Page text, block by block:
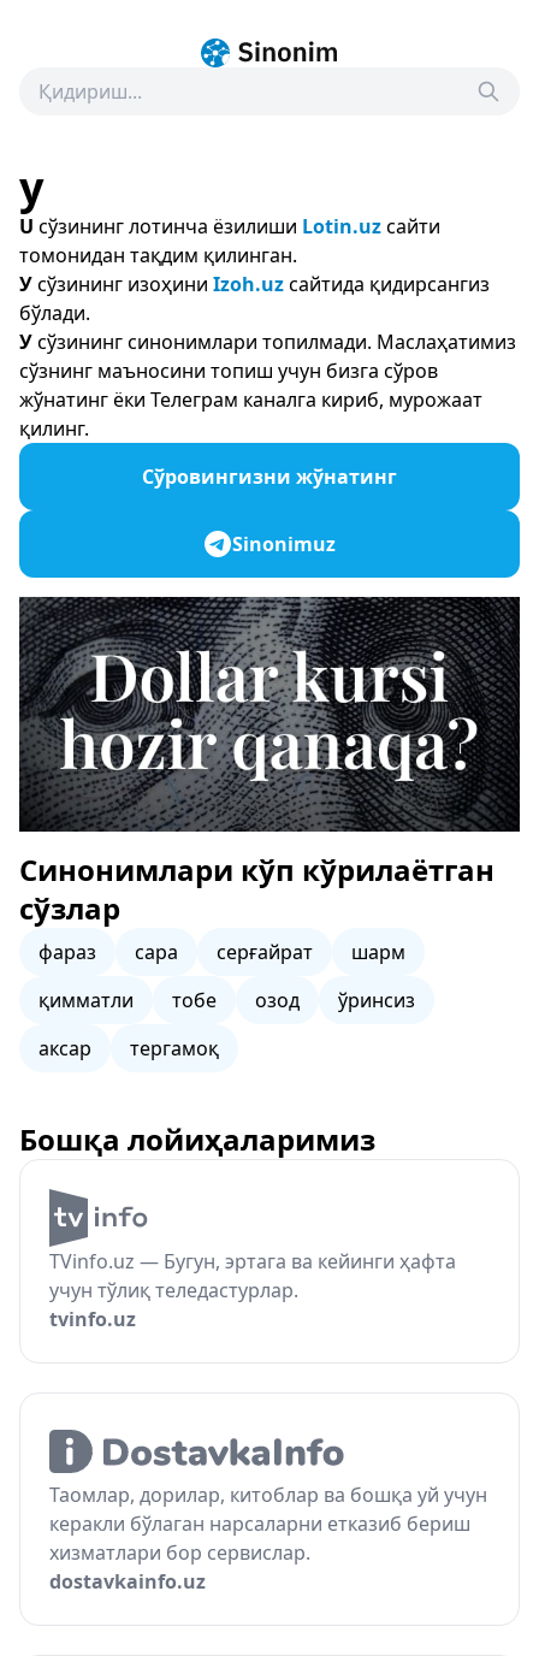
у
U сўзининг лотинча ёзилиши Lotin.uzсайти
томонидан тақдим қилинган.
Усўзининг изоҳини Izoh.uzсайтида қидирсангиз
бўлади.
Усўзининг синонимлари топилмади. Маслаҳатимиз
сўзнинг маъносини топиш учун бизга сўров
жўнатинг ёки Телеграм каналга кириб, мурожаат
қилинг.
Сўровингизни жўнатинг
Sinonimuz
Синонимлари кўп кўрилаётган
сўзлар
фараз сара серғайрат
шарм
қимматли
тобе озод
ўринсиз
аксар
тергамоқ
Бошқа лойиҳаларимиз
TVinfo.uz — Бугун, эртага ва кейинги ҳафта
учун тўлиқ теледастурлар.
tvinfo.uz
Таомлар, дорилар, китоблар ва бошқа уй учун
керакли бўлаган нарсаларни етказиб бериш
хизматлари бор сервислар.
dostavkainfo.uz